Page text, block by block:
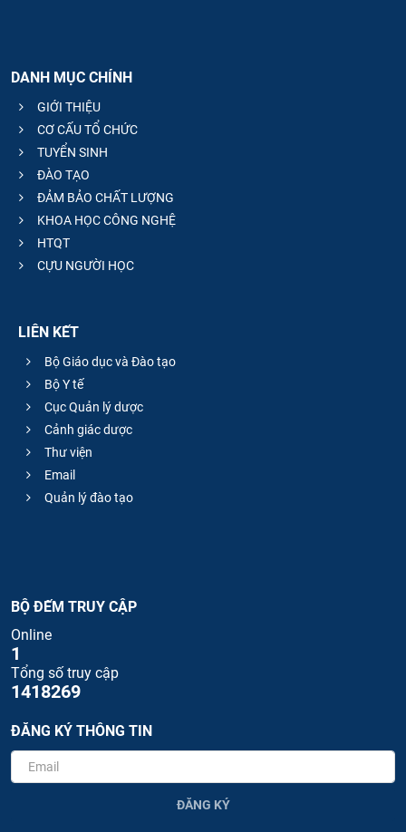
DANH MỤC CHÍNH
GIỚI THIỆU
CƠ CẤU TỔ CHỨC
TUYỂN SINH
ĐÀO TẠO
ĐẢM BẢO CHẤT LƯỢNG
KHOA HỌC CÔNG NGHỆ
HTQT
CỰU NGƯỜI HỌC
LIÊN KẾT
Bộ Giáo dục và Đào tạo
Bộ Y tế
Cục Quản lý dược
Cảnh giác dược
Thư viện
Email
Quản lý đào tạo
BỘ ĐẾM TRUY CẬP
Online
1
Tổng số truy cập
1418269
ĐĂNG KÝ THÔNG TIN
ĐĂNG KÝ